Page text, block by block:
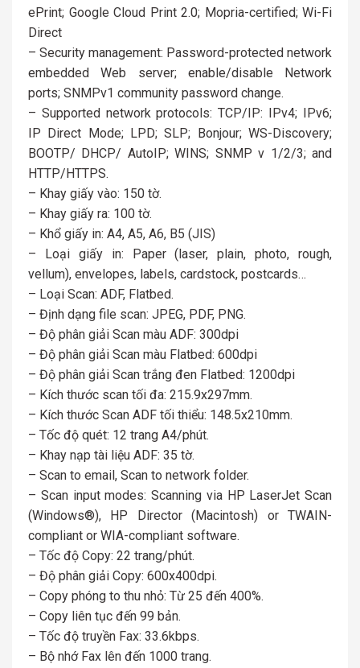
ePrint; Google Cloud Print 2.0; Mopria-certified; Wi-Fi
Direct
– Security management: Password-protected network
embedded Web server; enable/disable Network
ports; SNMPv1 community password change.
– Supported network protocols: TCP/IP: IPv4; IPv6;
IP Direct Mode; LPD; SLP; Bonjour; WS-Discovery;
BOOTP/ DHCP/ AutoIP; WINS; SNMP v 1/2/3; and
HTTP/HTTPS.
– Khay giấy vào: 150 tờ.
– Khay giấy ra: 100 tờ.
– Khổ giấy in: A4, A5, A6, B5 (JIS)
– Loại giấy in: Paper (laser, plain, photo, rough,
vellum), envelopes, labels, cardstock, postcards…
– Loại Scan: ADF, Flatbed.
– Định dạng file scan: JPEG, PDF, PNG.
– Độ phân giải Scan màu ADF: 300dpi
– Độ phân giải Scan màu Flatbed: 600dpi
– Độ phân giải Scan trắng đen Flatbed: 1200dpi
– Kích thước scan tối đa: 215.9x297mm.
– Kích thước Scan ADF tối thiểu: 148.5x210mm.
– Tốc độ quét: 12 trang A4/phút.
– Khay nạp tài liệu ADF: 35 tờ.
– Scan to email, Scan to network folder.
– Scan input modes: Scanning via HP LaserJet Scan
(Windows®), HP Director (Macintosh) or TWAIN-
compliant or WIA-compliant software.
– Tốc độ Copy: 22 trang/phút.
– Độ phân giải Copy: 600x400dpi.
– Copy phóng to thu nhỏ: Từ 25 đến 400%.
– Copy liên tục đến 99 bản.
– Tốc độ truyền Fax: 33.6kbps.
– Bộ nhớ Fax lên đến 1000 trang.